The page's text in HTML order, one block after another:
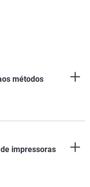
métodos
impressoras